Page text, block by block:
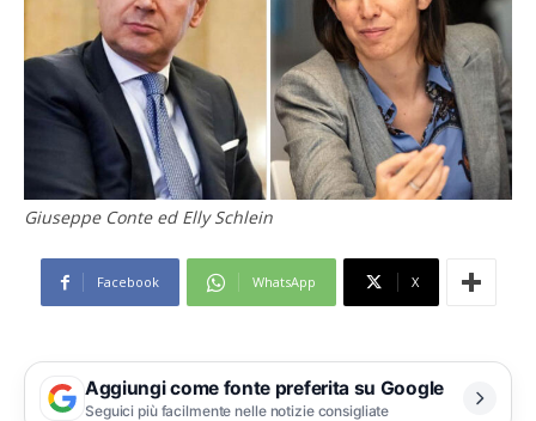
Giuseppe Conte ed Elly Schlein
Facebook WhatsApp X
Aggiungi come fonte preferita su Google
Seguici più facilmente nelle notizie consigliate